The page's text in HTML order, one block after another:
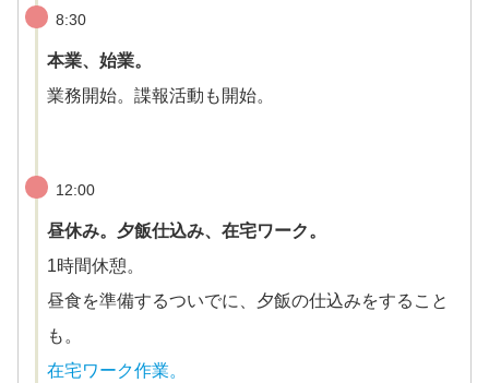
8:30
本業、始業。
業務開始。諜報活動も開始。
12:00
昼休み。夕飯仕込み、在宅ワーク。
1時間休憩。
昼食を準備するついでに、夕飯の仕込みをすること
も。
在宅ワーク作業。